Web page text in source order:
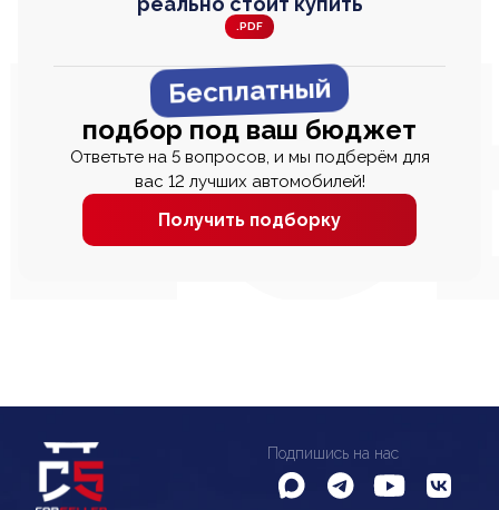
.PDF
Бесплатный
подбор под ваш бюджет
Ответьте на 5 вопросов, и мы подберём для
вас 12 лучших автомобилей!
Получить подборку
Подпишись на нас